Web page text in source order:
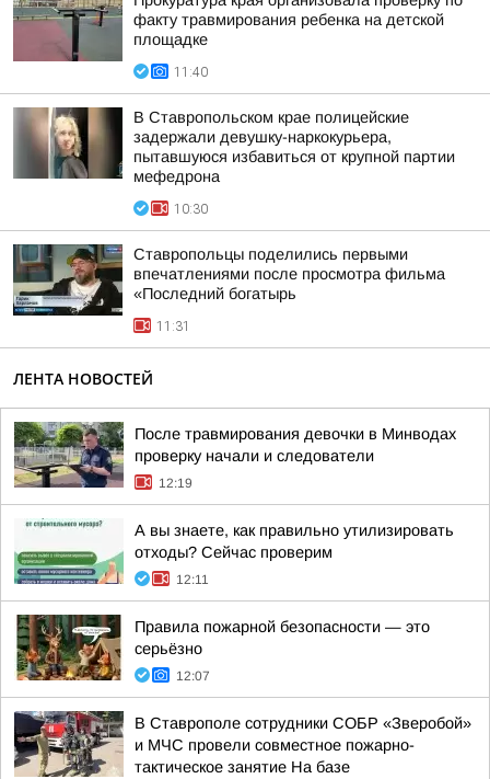
факту травмирования ребенка на детской
площадке
11:40
В Ставропольском крае полицейские
задержали девушку-наркокурьера,
пытавшуюся избавиться от крупной партии
мефедрона
10:30
Ставропольцы поделились первыми
впечатлениями после просмотра фильма
«Последний богатырь
11:31
ЛЕНТА НОВОСТЕЙ
После травмирования девочки в Минводах
проверку начали и следователи
12:19
А вы знаете, как правильно утилизировать
отходы? Сейчас проверим
12:11
Правила пожарной безопасности — это
серьёзно
12:07
В Ставрополе сотрудники СОБР «Зверобой»
и МЧС провели совместное пожарно-
тактическое занятие На базе